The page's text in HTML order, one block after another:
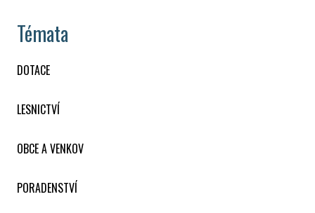
Témata
DOTACE
LESNICTVÍ
OBCE A VENKOV
PORADENSTVÍ